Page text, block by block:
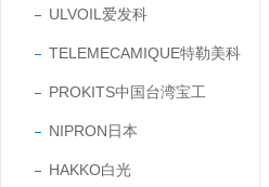
ULVOIL爱发科
TELEMECAMIQUE特勒美科
PROKITS中国台湾宝工
NIPRON日本
HAKKO白光